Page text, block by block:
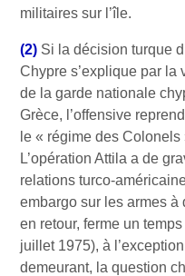
militaires sur l’île.
(2) Si la décision turque
Chypre s’explique par la
de la garde nationale
Grèce, l’offensive
le « régime des
L’opération Attila a de
relations turco-
embargo sur les armes
en retour, ferme un
juillet 1975), à
demeurant, la question